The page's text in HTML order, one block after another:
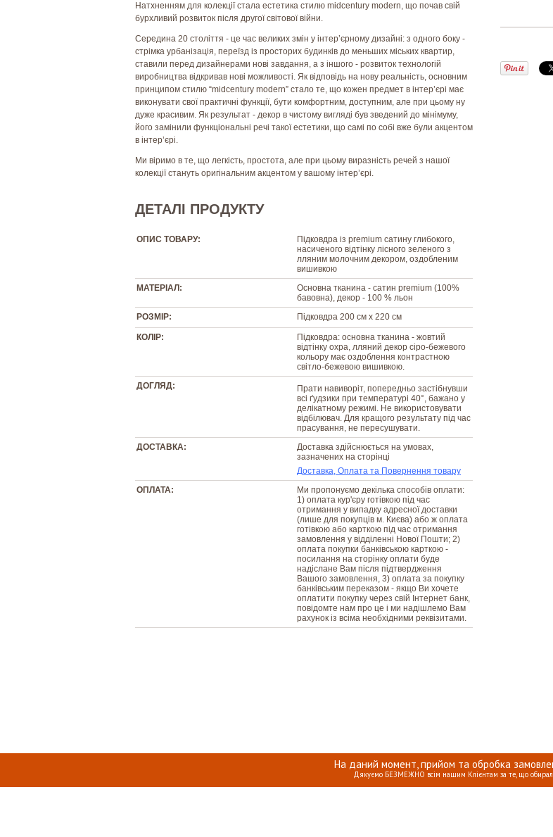
На даний момент, прийом та обробка
Дякуємо БЕЗМЕЖНО всім нашим Клієнтам за те, що
Натхненням для колекції стала естетика стилю midcentury modern, що почав свій
бурхливий розвиток після другої світової війни.
Середина 20 століття - це час великих змін у інтер’єрному дизайні: з одного боку -
стрімка урбанізація, переїзд із просторих будинків до меньших міських квартир,
ставили перед дизайнерами нові завдання, а з іншого - розвиток технологій
виробництва відкривав нові можливості. Як відповідь на нову реальність, основним
принципом стилю “midcentury modern” стало те, що кожен предмет в інтер’єрі має
виконувати свої практичні функції, бути комфортним, доступним, але при цьому ну
дуже красивим. Як результат - декор в чистому вигляді був зведений до мінімуму,
його замінили функціональні речі такої естетики, що самі по собі вже були акцентом
в інтер’єрі.
Ми віримо в те, що легкість, простота, але при цьому виразність речей з нашої
колекції стануть оригінальним акцентом у вашому інтер’єрі.
ДЕТАЛІ ПРОДУКТУ
ОПИС ТОВАРУ:
Підковдра із premium сатину глибокого,
насиченого відтінку лісного зеленого з
лляним молочним декором, оздобленим
вишивкою
МАТЕРІАЛ:
Основна тканина - сатин premium (100%
бавовна), декор - 100 % льон
РОЗМІР:
Підковдра 200 см х 220 см
КОЛІР:
Підковдра: основна тканина - жовтий
відтінку охра, лляний декор сіро-бежевого
кольору має оздоблення контрастною
світло-бежевою вишивкою.
ДОГЛЯД:
Прати навиворіт, попередньо застібнувши
всі ґудзики при температурі 40°, бажано у
делікатному режимі. Не використовувати
відбілювач. Для кращого результату під час
прасування, не пересушувати.
ДОСТАВКА:
Доставка здійснюється на умовах,
зазначених на сторінці
Доставка, Оплата та Повернення товару
ОПЛАТА:
Ми пропонуємо декілька способів оплати:
1) оплата кур'єру готівкою під час
отримання у випадку адресної доставки
(лише для покупців м. Києва) або ж оплата
готівкою або карткою під час отримання
замовлення у відділенні Нової Пошти; 2)
оплата покупки банківською карткою -
посилання на сторінку оплати буде
надіслане Вам після підтвердження
Вашого замовлення, 3) оплата за покупку
банківським переказом - якщо Ви хочете
оплатити покупку через свій Інтернет банк,
повідомте нам про це і ми надішлемо Вам
рахунок із всіма необхідними реквізитами.